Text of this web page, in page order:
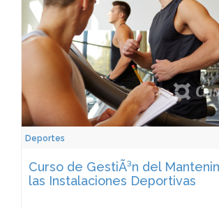
Deportes
Curso de GestiÃ³n del
las Instalaciones Deportivas